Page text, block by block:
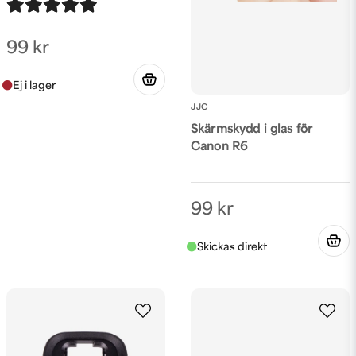
99 kr
JJC
Skärmskydd i glas för
Canon R6
99 kr